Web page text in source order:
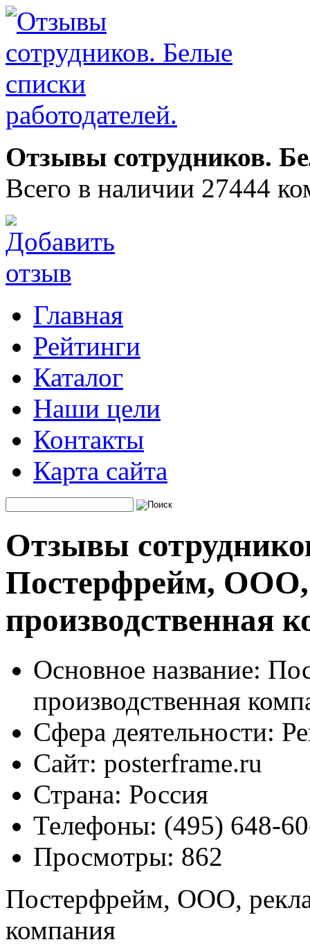
Отзывы сотрудников.
Всего в наличии 27444
Главная
Рейтинги
Каталог
Наши цели
Контакты
Карта сайта
Отзывы
Постерфрейм,
производственная
Основное название:
производственная
Сфера деятельности:
Сайт: posterframe.ru
Страна: Россия
Телефоны: (495) 648-
Просмотры: 862
Постерфрейм, ООО,
компания